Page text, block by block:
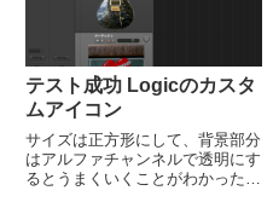
テスト成功 Logicのカスタ
ムアイコン
サイズは正方形にして、背景部分
はアルファチャンネルで透明にす
るとうまくいくことがわかった。